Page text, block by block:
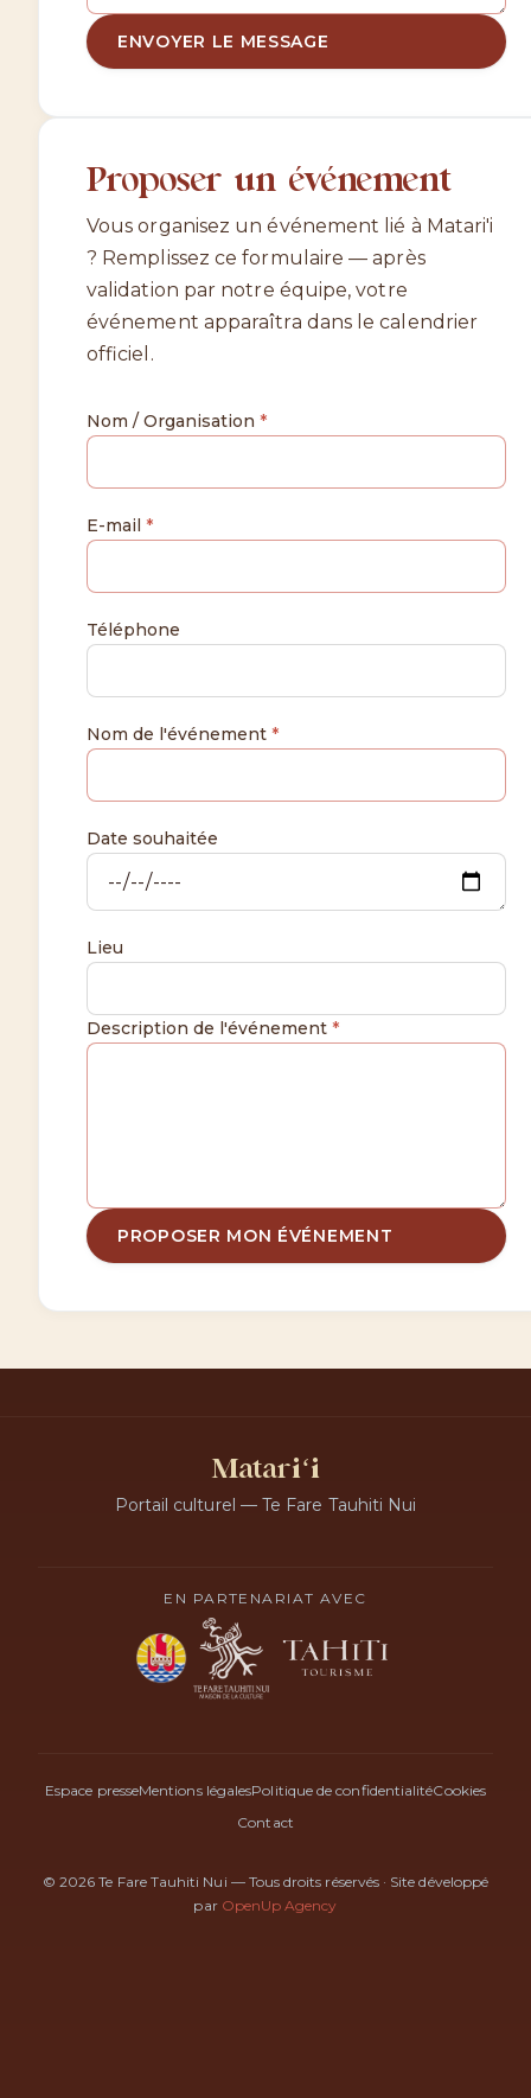
ENVOYER LE MESSAGE
Proposer un événement
Vous organisez un événement lié à Matari'i
? Remplissez ce formulaire — après
validation par notre équipe, votre
événement apparaîtra dans le calendrier
officiel.
Nom / Organisation *
E-mail *
Téléphone
Nom de l'événement *
Date souhaitée
Lieu
Description de l'événement *
PROPOSER MON ÉVÉNEMENT
Matariʻi
Portail culturel — Te Fare Tauhiti Nui
EN PARTENARIAT AVEC
Espace presseMentions légalesPolitique de confidentialitéCookies
Contact
© 2026 Te Fare Tauhiti Nui — Tous droits réservés · Site développé
par OpenUp Agency